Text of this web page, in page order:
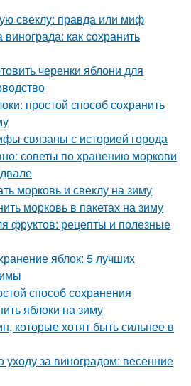
свеклу: правда или миф
как сохранить
черенки яблони для
простой способ сохранить
связаны с историей города
советы по хранению моркови
морковь и свеклу на зиму
морковь в пакетах на зиму
фруктов: рецепты и полезные
яблок: 5 лучших
способ сохранения
яблоки на зиму
которые хотят быть сильнее в
уходу за виноградом: весенние